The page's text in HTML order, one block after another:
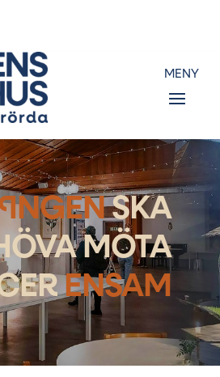
NGENSKA
MÖTA
ENSAM